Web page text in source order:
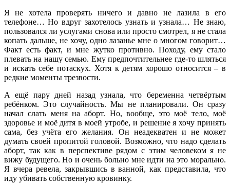
Я не хотела проверять ничего и давно не лазила в его
телефоне… Но вдруг захотелось узнать и узнала… Не знаю,
пользовался ли услугами снова или просто смотрел, я не стала
копать дальше, не хочу, одно лазанье мне о многом говорит…
Факт есть факт, и мне жутко противно. Походу, ему стало
плевать на нашу семью. Ему предпочтительнее где-то шляться
и искать себе потаскух. Хотя к детям хорошо относится – в
редкие моменты трезвости.
А ещё пару дней назад узнала, что беременна четвёртым
ребёнком. Это случайность. Мы не планировали. Он сразу
начал слать меня на аборт. Но, вообще, это моё тело, моё
здоровье и моё дитя в моей утробе, и решение я хочу принять
сама, без учёта его желания. Он неадекватен и не может
думать своей пропитой головой. Возможно, что надо сделать
аборт, так как в перспективе рядом с этим человеком я не
вижу будущего. Но и очень больно мне идти на это морально.
Я вчера ревела, закрывшись в ванной, как представила, что
иду убивать собственную кровинку.